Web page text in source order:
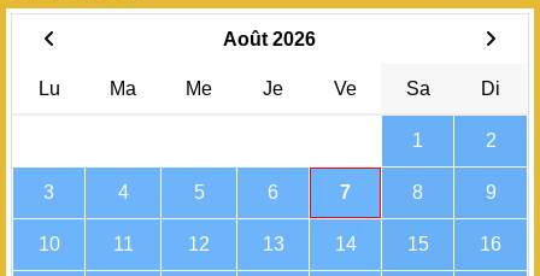
Août 2026
Lu Ma Me Je Ve Sa Di
1 2
3 4 5 6 7 8 9
10 11 12 13 14 15 16